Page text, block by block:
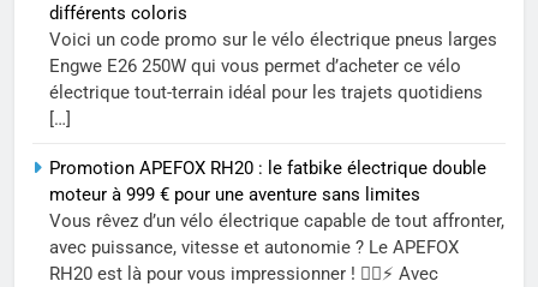
différents coloris
Voici un code promo sur le vélo électrique pneus larges
Engwe E26 250W qui vous permet d’acheter ce vélo
électrique tout-terrain idéal pour les trajets quotidiens
[…]
Promotion APEFOX RH20 : le fatbike électrique double
moteur à 999 € pour une aventure sans limites
Vous rêvez d’un vélo électrique capable de tout affronter,
avec puissance, vitesse et autonomie ? Le APEFOX
RH20 est là pour vous impressionner ! 🚵‍♂️⚡ Avec